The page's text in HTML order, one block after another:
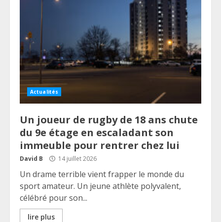
Actualités
Un joueur de rugby de 18 ans chute
du 9e étage en escaladant son
immeuble pour rentrer chez lui
David B 14 juillet 2026
Un drame terrible vient frapper le monde du
sport amateur. Un jeune athlète polyvalent,
célébré pour son...
lire plus